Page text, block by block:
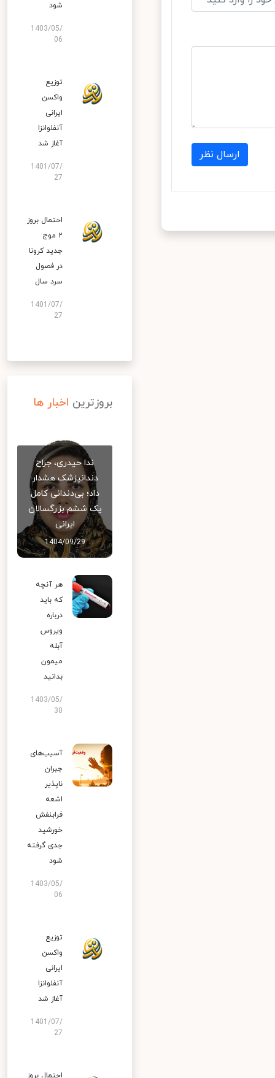
ارسال نظر
شود
1403/05/
06
توزیع
واکسن
ایرانی
آنفلوانزا
آغاز شد
1401/07/
27
احتمال بروز
۲ موج
جدید کرونا
در فصول
سرد سال
1401/07/
27
بروزترین اخبار ها
ندا حیدری، جراح
دندانپزشک هشدار
داد؛ بی‌دندانی کامل
یک ششم بزرگسالان
ایرانی
1404/09/29
هر آنچه
که باید
درباره
ویروس
آبله
میمون
بدانید
1403/05/
30
آسیب‌های
جبران
ناپذیر
اشعه
فرابنفش
خورشید
جدی گرفته
شود
1403/05/
06
توزیع
واکسن
ایرانی
آنفلوانزا
آغاز شد
1401/07/
27
احتمال بروز